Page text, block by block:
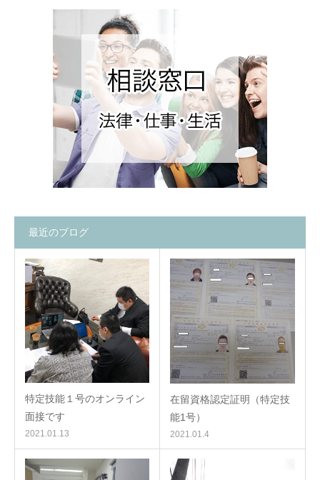
最近のブログ
特定技能１号のオンライン
面接です
2021.01.13
在留資格認定証明（特定技
能1号）
2021.01.4